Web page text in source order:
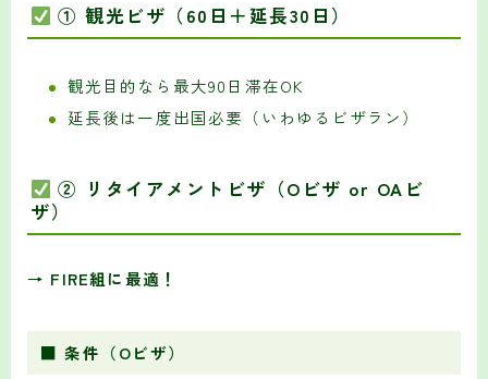
① 観光ビザ（60日＋延長30日）
観光目的なら最大90日滞在OK
延長後は一度出国必要（いわゆるビザラン）
② リタイアメントビザ（Oビザ or OAビ
ザ）
→ FIRE組に最適！
■ 条件（Oビザ）